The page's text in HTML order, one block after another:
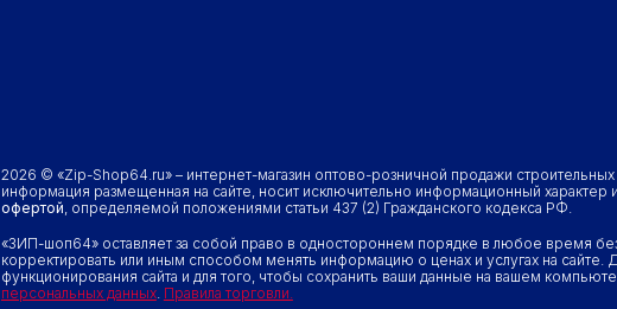
2026 © «Zip-Shop64.ru» – интернет-магазин оптово-розничной продажи
информация размещенная на сайте, носит исключительно информационный характер
офертой, определяемой положениями статьи 437 (2) Гражданского кодекса РФ.
«ЗИП-шоп64» оставляет за собой право в одностороннем порядке в любое время
корректировать или иным способом менять информацию о ценах и услугах на сайте.
функционирования сайта и для того, чтобы сохранить ваши данные на вашем
персональных данных. Правила торговли.